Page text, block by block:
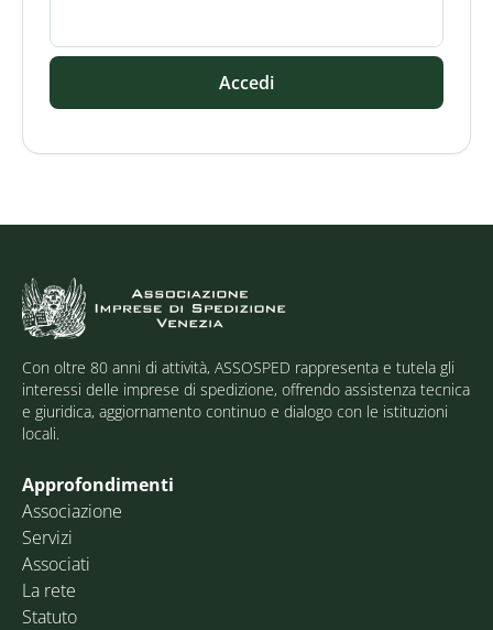
Accedi
Con oltre 80 anni di attività, ASSOSPED rappresenta e tutela gli
interessi delle imprese di spedizione, offrendo assistenza tecnica
e giuridica, aggiornamento continuo e dialogo con le istituzioni
locali.
Approfondimenti
Associazione
Servizi
Associati
La rete
Statuto